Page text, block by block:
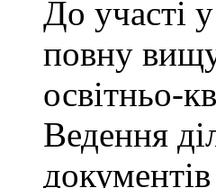
До участі
повну вищу
освітньо-
Ведення